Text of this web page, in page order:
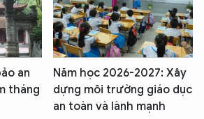
an
tháng
Năm học 2026-2027: Xây
dựng môi trường giáo dục
an toàn và lành mạnh